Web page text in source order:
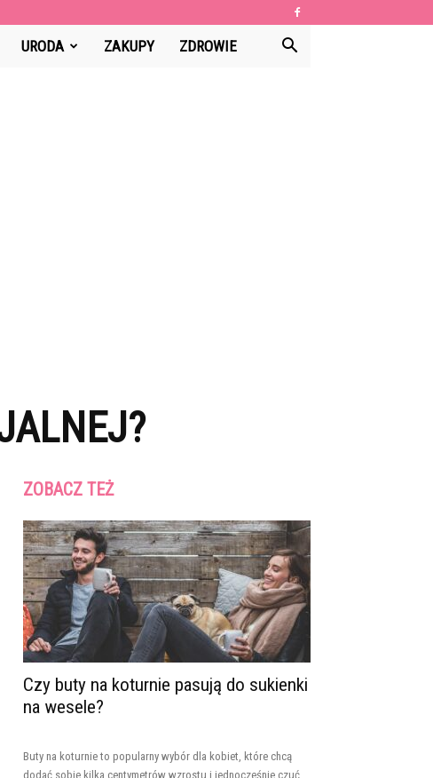
URODA ZAKUPY ZDROWIE
ZOBACZ TEŻ
Czy buty na koturnie pasują do sukienki
na wesele?
Buty na koturnie to popularny wybór dla kobiet, które chcą
dodać sobie kilka centymetrów wzrostu i jednocześnie czuć